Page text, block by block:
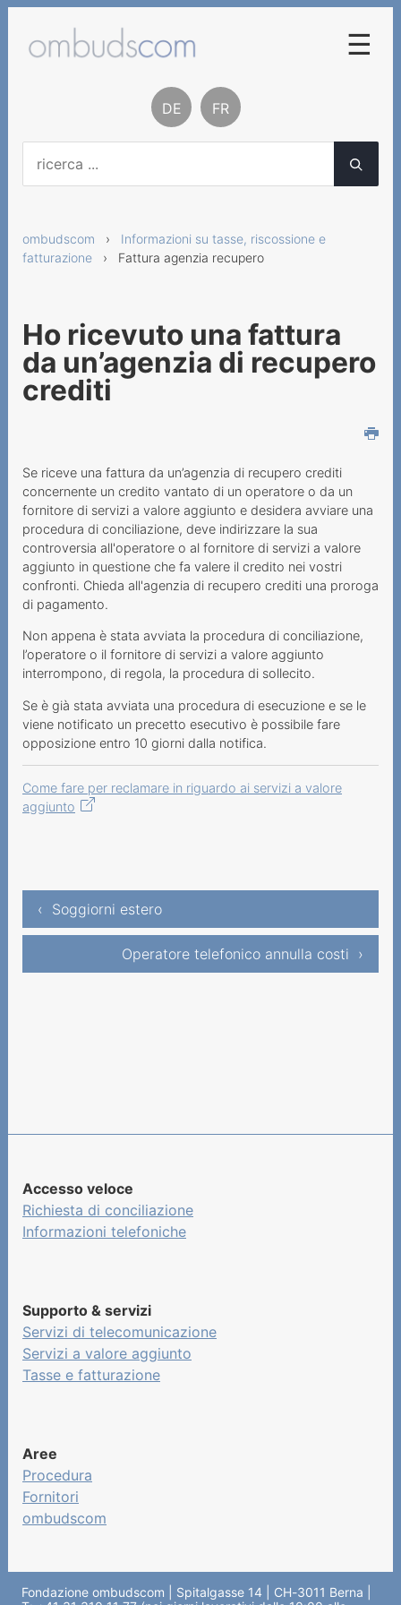
DE FR
ombudscom › Informazioni su tasse, riscossione e
fatturazione › Fattura agenzia recupero
Ho ricevuto una fattura
da un’agenzia di recupero
crediti
Se riceve una fattura da un’agenzia di recupero crediti
concernente un credito vantato di un operatore o da un
fornitore di servizi a valore aggiunto e desidera avviare una
procedura di conciliazione, deve indirizzare la sua
controversia all'operatore o al fornitore di servizi a valore
aggiunto in questione che fa valere il credito nei vostri
confronti. Chieda all'agenzia di recupero crediti una proroga
di pagamento.
Non appena è stata avviata la procedura di conciliazione,
l’operatore o il fornitore di servizi a valore aggiunto
interrompono, di regola, la procedura di sollecito.
Se è già stata avviata una procedura di esecuzione e se le
viene notificato un precetto esecutivo è possibile fare
opposizione entro 10 giorni dalla notifica.
Come fare per reclamare in riguardo ai servizi a valore
aggiunto
‹ Soggiorni estero
Operatore telefonico annulla costi ›
☰
Procedura di conciliazione
Basi legali
Rapporti e statistiche
Informazioni sui servizi di
telecomunicazione
pagamento
Soggiorni estero
Fattura agenzia recupero
Operatore telefonico
annulla costi
Costi di collegamento via
cavo
Tasse pagamento
In evidenza
Esempi
Accesso veloce
Richiesta di conciliazione
Informazioni telefoniche
Supporto & servizi
Servizi di telecomunicazione
Servizi a valore aggiunto
Tasse e fatturazione
Aree
Procedura
Fornitori
ombudscom
Fondazione ombudscom | Spitalgasse 14 | CH-3011 Berna |